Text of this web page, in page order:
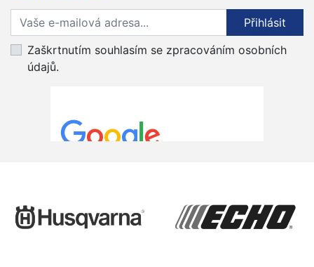
Přihlaste se k odběru novinek
Přihlásit
Zaškrtnutím souhlasím se zpracováním osobních
údajů.